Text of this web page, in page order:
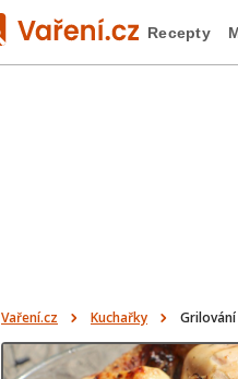
Recepty
Vaření.cz Kuchařky Grilování